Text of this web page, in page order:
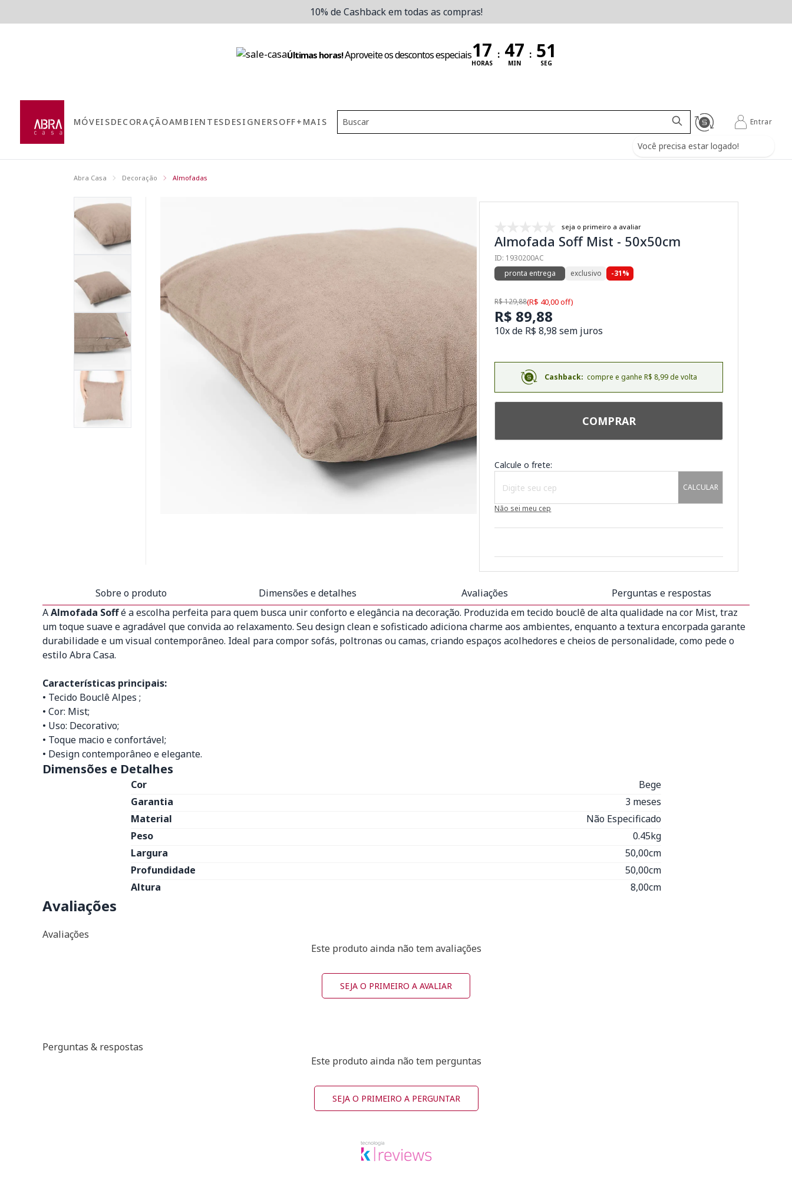
10% de Cashback em todas as compras!
Últimas horas!Aproveite os descontos especiais
HORAS
:
MIN
:
SEG
MÓVEISDECORAÇÃOAMBIENTESDESIGNERSOFF+MAIS
Você precisa estar logado!
Entrar
Abra Casa Decoração Almofadas
seja o primeiro a avaliar
Almofada Soff Mist - 50x50cm
ID: 1930200AC
pronta entrega
exclusivo -31%
R$ 129,88(R$ 40,00 off)
R$ 89,88
10x de R$ 8,98 sem juros
Cashback: compre e ganhe R$ 8,99 de volta
COMPRAR
Calcule o frete:
CALCULAR
Não sei meu cep
Sobre o produto Dimensões e detalhes Avaliações
Perguntas e respostas
AAlmofada Soffé a escolha perfeita para quem busca unir conforto e elegância na decoração. Produzida em tecido bouclê de alta qualidade na cor Mist, traz
um toque suave e agradável que convida ao relaxamento. Seu design clean e sofisticado adiciona charme aos ambientes, enquanto a textura encorpada garante
durabilidade e um visual contemporâneo. Ideal para compor sofás, poltronas ou camas, criando espaços acolhedores e cheios de personalidade, como pede o
estilo Abra Casa.
Características principais:
• Tecido Bouclê Alpes ;
• Cor: Mist;
• Uso: Decorativo;
• Toque macio e confortável;
• Design contemporâneo e elegante.
Dimensões e Detalhes
Cor
Bege
Garantia
3 meses
Material
Não Especificado
Peso
0.45kg
Largura
50,00cm
Profundidade
50,00cm
Altura
8,00cm
Avaliações
Avaliações
Este produto ainda não tem avaliações
SEJA O PRIMEIRO A AVALIAR
Perguntas & respostas
Este produto ainda não tem perguntas
SEJA O PRIMEIRO A PERGUNTAR